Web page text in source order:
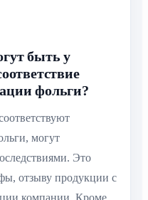
быть у
фольги?
могут
Это
отзыву продукции с
компании. Кроме